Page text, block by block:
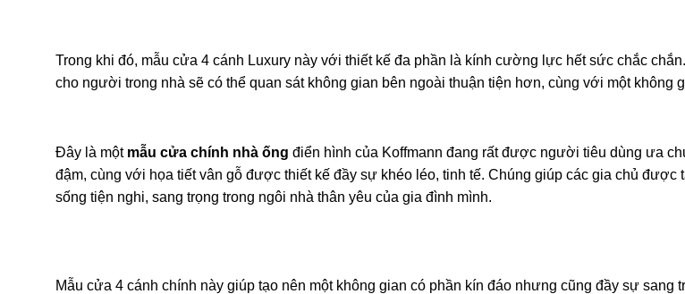
Trong khi đó, mẫu cửa 4 cánh Luxury này với thiết kế đa phần là kính cường lực hết sức chắc
cho người trong nhà sẽ có thể quan sát không gian bên ngoài thuận tiện hơn, cùng với một không
Đây là một mẫu cửa chính nhà ống điển hình của Koffmann đang rất được người tiêu dùng ưa
đậm, cùng với họa tiết vân gỗ được thiết kế đầy sự khéo léo, tinh tế. Chúng giúp các gia chủ được
sống tiện nghi, sang trọng trong ngôi nhà thân yêu của gia đình mình.
Mẫu cửa 4 cánh chính này giúp tạo nên một không gian có phần kín đáo nhưng cũng đầy sự sang